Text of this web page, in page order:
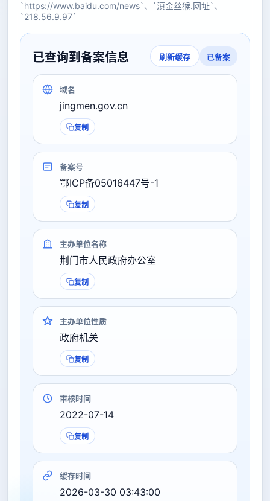
`https://www.baidu.com/news`、`滇金丝猴.网址`、
`218.56.9.97`
已查询到备案信息 刷新缓存 已备案
域名
jingmen.gov.cn
复制
备案号
鄂ICP备05016447号-1
复制
主办单位名称
荆门市人民政府办公室
复制
主办单位性质
政府机关
复制
审核时间
2022-07-14
复制
缓存时间
2026-03-30 03:43:00